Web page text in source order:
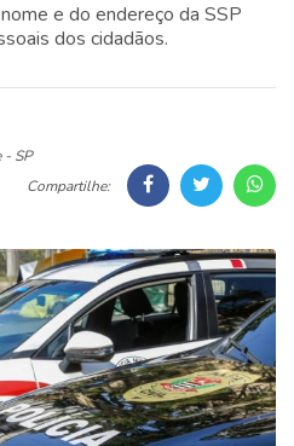
e do endereço da SSP
dos cidadãos.
- SP
Compartilhe: